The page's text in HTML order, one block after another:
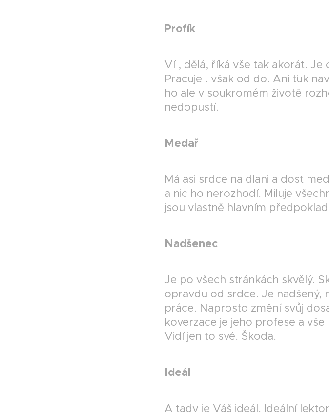
Profík
Ví , dělá, říká vše tak akorát. Je
Pracuje . však od do. Ani ťuk
ho ale v soukromém životě
nedopustí.
Medař
Má asi srdce na dlani a dost
a nic ho nerozhodí. Miluje
jsou vlastně hlavním
Nadšenec
Je po všech stránkách skvělý.
opravdu od srdce. Je nadšený,
práce. Naprosto změní svůj
koverzace je jeho profese a
Vidí jen to své. Škoda.
Ideál
A tady je Váš ideál. Ideální